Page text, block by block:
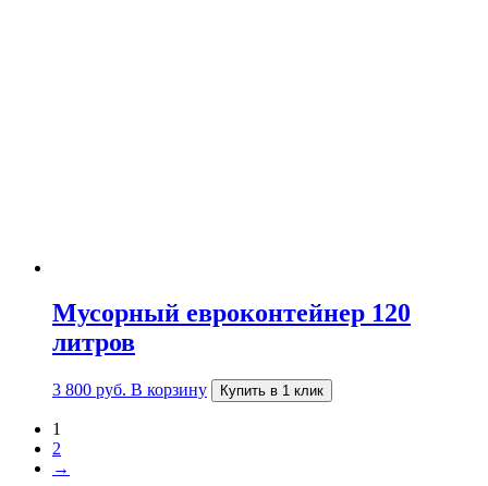
Мусорный евроконтейнер 120
литров
3 800 руб. В корзину Купить в 1 клик
1
2
→